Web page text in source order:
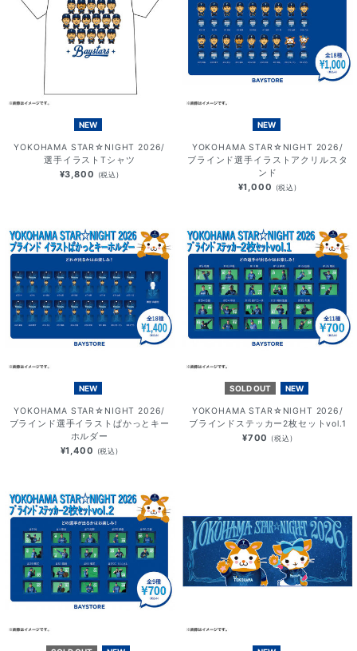
NEW
YOKOHAMA STAR☆NIGHT 2026/
選手イラストTシャツ
¥3,800 (税込)
NEW
YOKOHAMA STAR☆NIGHT 2026/
ブラインド選手イラストアクリルスタ
ンド
¥1,000 (税込)
NEW
YOKOHAMA STAR☆NIGHT 2026/
ブラインド選手イラストぱかっとキー
ホルダー
¥1,400 (税込)
SOLD OUT NEW
YOKOHAMA STAR☆NIGHT 2026/
ブラインドステッカー2枚セットvol.1
¥700 (税込)